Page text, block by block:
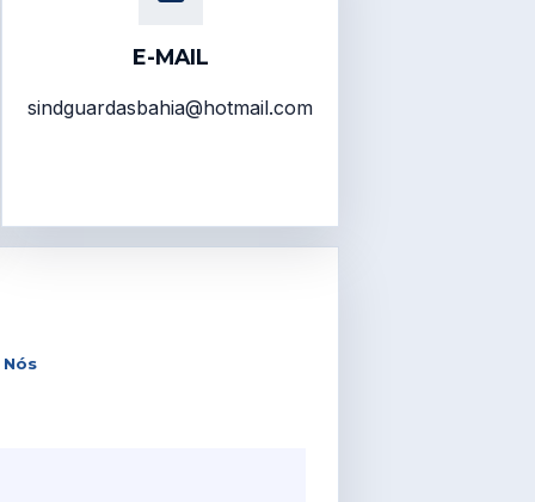
E-MAIL
sindguardasbahia@hotmail.com